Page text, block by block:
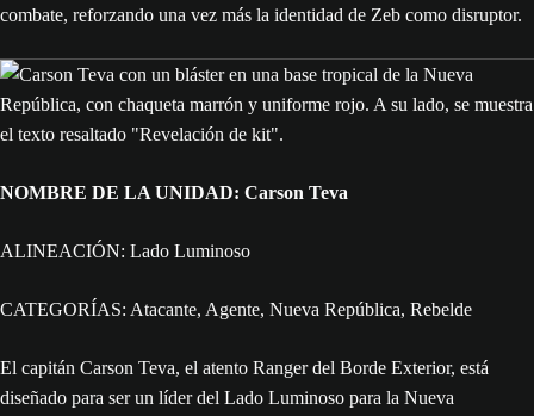
combate, reforzando una vez más la identidad de Zeb como disruptor.
NOMBRE DE LA UNIDAD: Carson Teva
ALINEACIÓN: Lado Luminoso
CATEGORÍAS: Atacante, Agente, Nueva República, Rebelde
El capitán Carson Teva, el atento Ranger del Borde Exterior, está
diseñado para ser un líder del Lado Luminoso para la Nueva